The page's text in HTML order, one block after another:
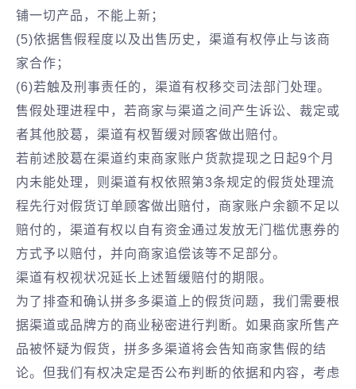
铺一切产品，不能上新；
(5)依据售假程度以及出售历史，渠道有权停止与该商
家合作；
(6)若触及刑事责任的，渠道有权移交司法部门处理。
售假处理进程中，若商家与渠道之间产生诉讼、裁定或
者其他胶葛，渠道有权暂缓对顾客做出赔付。
若前述胶葛在渠道约束商家账户货款提现之日起9个月
内未能处理，则渠道有权依照第3条规定的假货处理流
程先行对假货订单顾客做出赔付，商家账户余额不足以
赔付的，渠道有权以自有资金通过发放无门槛优惠券的
方式予以赔付，并向商家追偿该等不足部分。
渠道有权视状况延长上述暂缓赔付的期限。
为了排查和确认拼多多渠道上的假货问题，我们需要根
据渠道或品牌方的商业秘密进行判断。如果商家所售产
品被怀疑为假货，拼多多渠道将会告知商家售假的结
论。但我们有权决定是否公布判断的依据和内容，考虑